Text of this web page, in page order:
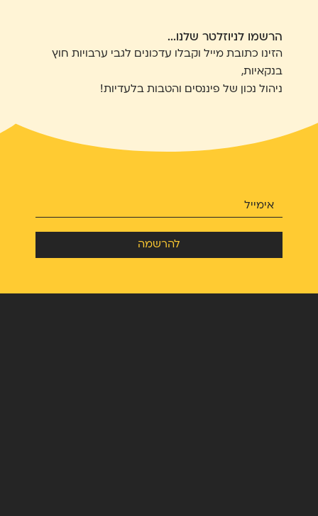
הרשמו לניוזלטר שלנו...
הזינו כתובת מייל וקבלו עדכונים לגבי ערבויות חוץ
בנקאיות,
ניהול נכון של פיננסים והטבות בלעדיות!
להרשמה